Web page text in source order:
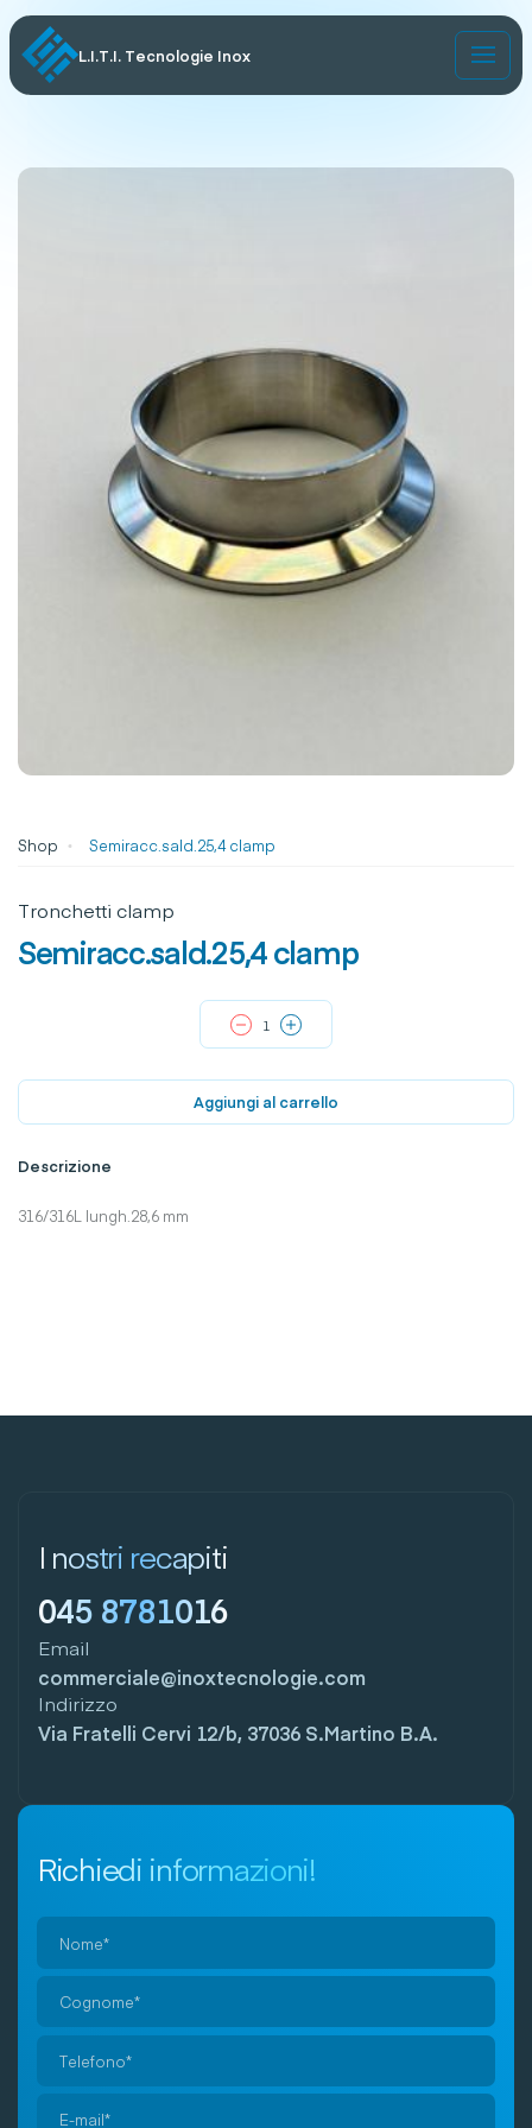
L.I.T.I. Tecnologie Inox
Shop Semiracc.sald.25,4 clamp
Tronchetti clamp
Semiracc.sald.25,4 clamp
Aggiungi al carrello
Descrizione
316/316L lungh.28,6 mm
I nostri recapiti
045 8781016
Email
commerciale@inoxtecnologie.com
Indirizzo
Via Fratelli Cervi 12/b, 37036 S.Martino B.A.
Richiedi informazioni!